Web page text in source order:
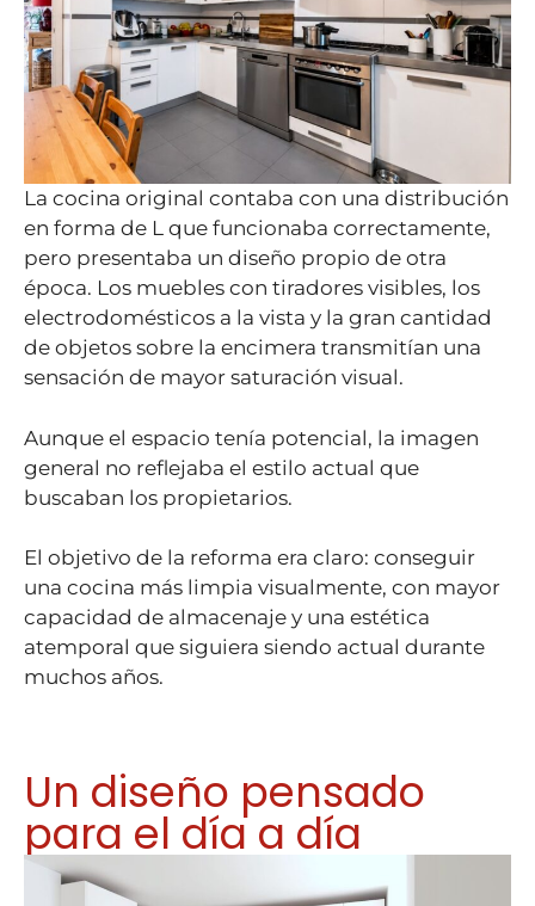
La cocina original contaba con una distribución
en forma de L que funcionaba correctamente,
pero presentaba un diseño propio de otra
época. Los muebles con tiradores visibles, los
electrodomésticos a la vista y la gran cantidad
de objetos sobre la encimera transmitían una
sensación de mayor saturación visual.
Aunque el espacio tenía potencial, la imagen
general no reflejaba el estilo actual que
buscaban los propietarios.
El objetivo de la reforma era claro: conseguir
una cocina más limpia visualmente, con mayor
capacidad de almacenaje y una estética
atemporal que siguiera siendo actual durante
muchos años.
Un diseño pensado
para el día a día